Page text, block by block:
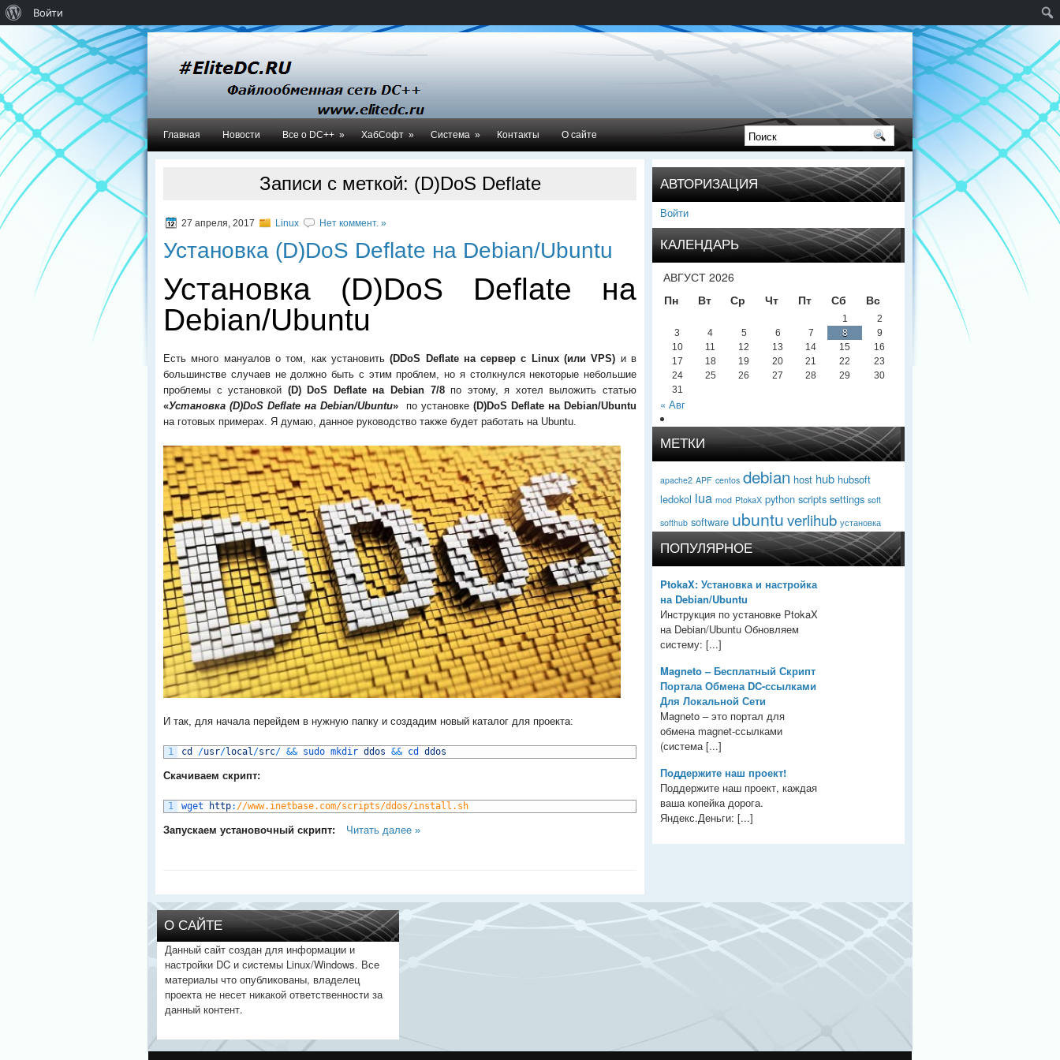
Главная Новости Все о DC++ » ХабСофт » Система » Контакты О сайте
Записи с меткой: (D)DoS Deflate
27 апреля, 2017 Linux Нет коммент. »
Установка (D)DoS Deflate на Debian/Ubuntu
Установка (D)DoS Deflate на
Debian/Ubuntu
Есть много мануалов о том, как установить(DDoS Deflate на сервер с Linux (или VPS) и в
большинстве случаев не должно быть с этим проблем, но я столкнулся некоторые небольшие
проблемы с установкой (D) DoS Deflate на Debian 7/8по этому, я хотел выложить статью
«Установка (D)DoS Deflate на Debian/Ubuntu» по установке (D)DoS Deflate на Debian/Ubuntu
на готовых примерах. Я думаю, данное руководство также будет работать на Ubuntu.
И так, для начала перейдем в нужную папку и создадим новый каталог для проекта:
1 cd /usr/local /src/ && sudo mkdir ddos && cd ddos
Скачиваем скрипт:
1 wget http: //www.inetbase.com/scripts/ddos/install.sh
Запускаем установочный скрипт: Читать далее »
АВТОРИЗАЦИЯ
Войти
КАЛЕНДАРЬ
АВГУСТ 2026
Пн
Вт Ср Чт Пт Сб Вс
1
2
3
4 5 6 7 8
9
10
11 12 13 14 15
16
17
18 19 20 21 22
23
24
25 26 27 28 29
30
31
« Авг
МЕТКИ
apache2 APF centos debian host hub hubsoft
ledokol lua mod PtokaX python scripts settings soft
softhub software ubuntuverlihub установка
ПОПУЛЯРНОЕ
PtokaX: Установка и настройка
на Debian/Ubuntu
Инструкция по установке PtokaX
на Debian/Ubuntu Обновляем
систему: [...]
Magneto – Бесплатный Скрипт
Портала Обмена DC-ссылками
Для Локальной Сети
Magneto – это портал для
обмена magnet-ссылками
(система [...]
Поддержите наш проект!
Поддержите наш проект, каждая
ваша копейка дорога.
Яндекс.Деньги: [...]
О САЙТЕ
Данный сайт создан для информации и
настройки DC и системы Linux/Windows. Все
материалы что опубликованы, владелец
проекта не несет никакой ответственности за
данный контент.
WordPress
Войти